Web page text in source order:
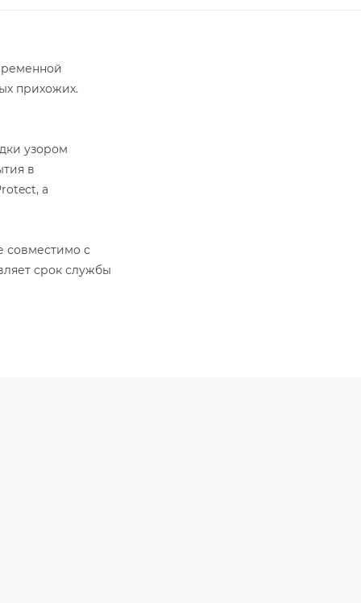
прихожих.
узором
в
а
совместимо с
срок службы